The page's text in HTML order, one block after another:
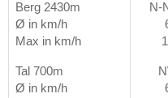
Berg 2430m
Ø in km/h
Max in km/h
N-
Tal 700m
Ø in km/h